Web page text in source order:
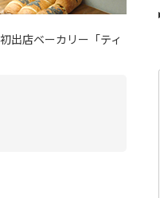
出店ベーカリー「ティ